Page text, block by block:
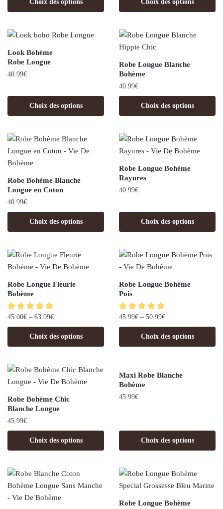
Choix des options Choix des options
Look Bohème
Robe Longue
40.99€
Choix des options
Robe Longue Blanche
Bohème
40.99€
Choix des options
Robe Bohème Blanche
Longue en Coton
40.99€
Choix des options
Robe Longue Bohème
Rayures
40.99€
Choix des options
Robe Longue Fleurie
Bohème
45.00€ – 63.99€
Choix des options
Robe Longue Bohème
Pois
45.99€ – 50.99€
Choix des options
Robe Bohème Chic
Blanche Longue
45.99€
Choix des options
Maxi Robe Blanche
Bohème
45.99€
Choix des options
Robe Longue Bohème